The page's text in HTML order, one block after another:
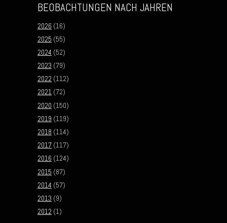
BEOBACHTUNGEN NACH JAHREN
2026 (16)
2025 (55)
2024 (52)
2023 (79)
2022 (112)
2021 (72)
2020 (150)
2019 (119)
2018 (114)
2017 (117)
2016 (124)
2015 (87)
2014 (57)
2013 (9)
2012 (1)